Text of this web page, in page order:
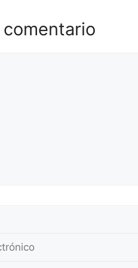
comentario